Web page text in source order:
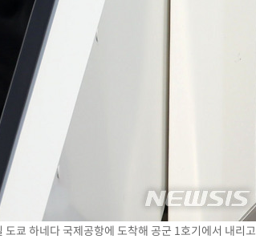
쿄 하네다 국제공항에 도착해 공군 1호기에서 내리고